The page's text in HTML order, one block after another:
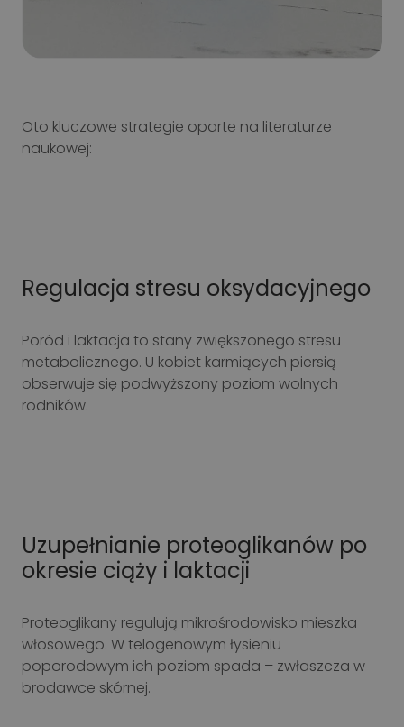
Oto kluczowe strategie oparte na literaturze
naukowej:
Regulacja stresu oksydacyjnego
Poród i laktacja to stany zwiększonego stresu
metabolicznego. U kobiet karmiących piersią
obserwuje się podwyższony poziom wolnych
rodników.
Uzupełnianie proteoglikanów po
okresie ciąży i laktacji
Proteoglikany regulują mikrośrodowisko mieszka
włosowego. W telogenowym łysieniu
poporodowym ich poziom spada – zwłaszcza w
brodawce skórnej.